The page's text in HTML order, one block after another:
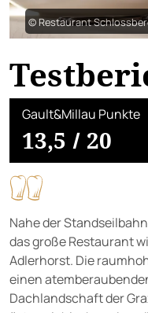
© Restaurant
Gault&Millau Punkte
13,5 / 20
Nahe der
das große Restaurant
Adlerhorst. Die
einen
Dachlandschaft der